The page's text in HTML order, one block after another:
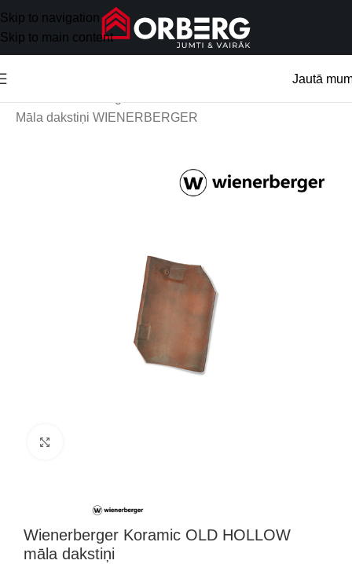
Skip to navigation
Skip to main content
Jautā
Māla dakstiņi WIENERBERGER
Wienerberger Koramic OLD HOLLOW
māla dakstiņi